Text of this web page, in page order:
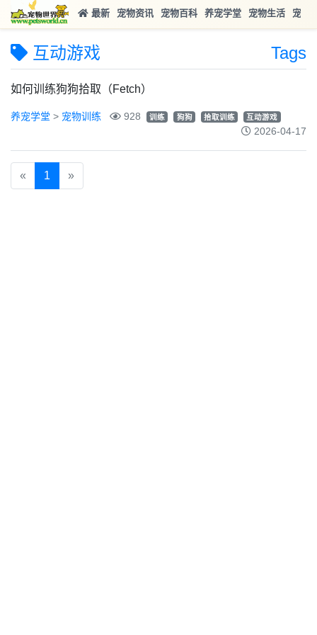
最新 宠物资讯 宠物百科 养宠学堂 宠物生活 宠物
互动游戏 Tags
如何训练狗狗拾取（Fetch）
养宠学堂 > 宠物训练 928 训练 狗狗 拾取训练 互动游戏
2026-04-17
« 1 »